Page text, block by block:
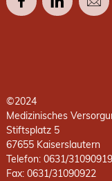
©2024
Medizinisches
Stiftsplatz 5
67655 Kaiserslautern
Telefon: 0631/31090919
Fax: 0631/31090922